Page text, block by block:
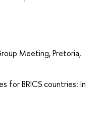
Meeting, Pretoria,
for BRICS countries: In